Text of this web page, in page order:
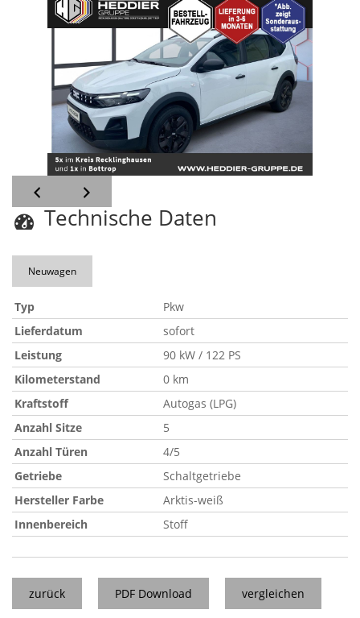
Technische Daten
Neuwagen
Typ
Pkw
Lieferdatum
sofort
Leistung
90 kW / 122 PS
Kilometerstand
0 km
Kraftstoff
Autogas (LPG)
Anzahl Sitze
5
Anzahl Türen
4/5
Getriebe
Schaltgetriebe
Hersteller Farbe
Arktis-weiß
Innenbereich
Stoff
zurück PDF Download vergleichen